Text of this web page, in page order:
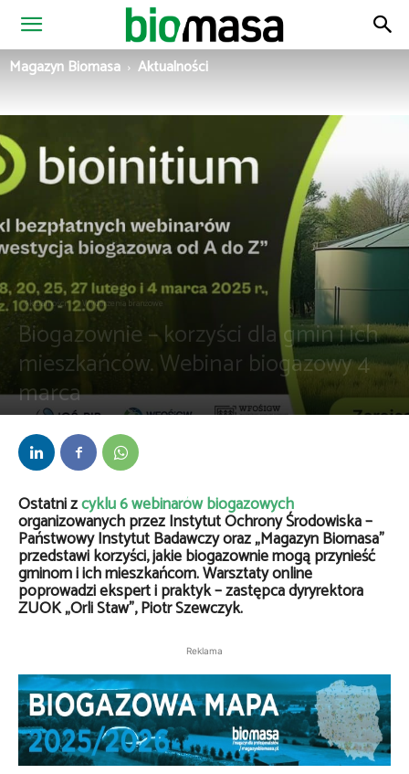
Magazyn
Magazyn Biomasa Aktualności
Aktualności Wydarzenia branżowe
Biogazownie – korzyści dla gmin i ich
mieszkańców. Webinar biogazowy 4
marca
Ostatni zcyklu 6 webinarów biogazowych
organizowanych przez Instytut Ochrony Środowiska –
Państwowy Instytut Badawczy oraz „Magazyn Biomasa”
przedstawi korzyści, jakie biogazownie mogą przynieść
gminom i ich mieszkańcom. Warsztaty online
poprowadzi ekspert i praktyk – zastępca dyryrektora
ZUOK „Orli Staw”, Piotr Szewczyk.
Reklama